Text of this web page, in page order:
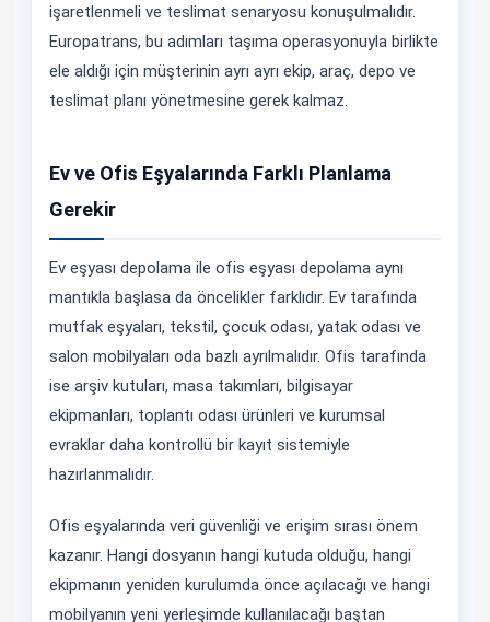
işaretlenmeli ve teslimat senaryosu konuşulmalıdır.
Europatrans, bu adımları taşıma operasyonuyla birlikte
ele aldığı için müşterinin ayrı ayrı ekip, araç, depo ve
teslimat planı yönetmesine gerek kalmaz.
Ev ve Ofis Eşyalarında Farklı Planlama
Gerekir
Ev eşyası depolama ile ofis eşyası depolama aynı
mantıkla başlasa da öncelikler farklıdır. Ev tarafında
mutfak eşyaları, tekstil, çocuk odası, yatak odası ve
salon mobilyaları oda bazlı ayrılmalıdır. Ofis tarafında
ise arşiv kutuları, masa takımları, bilgisayar
ekipmanları, toplantı odası ürünleri ve kurumsal
evraklar daha kontrollü bir kayıt sistemiyle
hazırlanmalıdır.
Ofis eşyalarında veri güvenliği ve erişim sırası önem
kazanır. Hangi dosyanın hangi kutuda olduğu, hangi
ekipmanın yeniden kurulumda önce açılacağı ve hangi
mobilyanın yeni yerleşimde kullanılacağı baştan